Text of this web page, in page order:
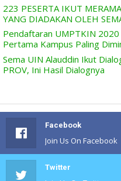
223 PESERTA IKUT
YANG DIADAKAN OLEH
Pendaftaran UMPTKIN
Pertama Kampus Paling
Sema UIN Alauddin Ikut
PROV, Ini Hasil Dialognya
Facebook
Join Us On Facebook
Twitter